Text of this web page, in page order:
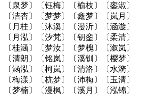
〔泉梦〕〔钰梅〕〔榆枝〕〔銮淑〕
〔洁杏〕〔梦梦〕〔鑫梦〕〔岚月〕
〔月桂〕〔沐溪〕〔漫沂〕〔涵漩〕
〔月泓〕〔汐梵〕〔钥銮〕〔柔清〕
〔桂涵〕〔梦汝〕〔梦槐〕〔溆岚〕
〔清朗〕〔铭岚〕〔溪钏〕〔樱梦〕
〔涵泓〕〔柯岚〕〔清洛〕〔水漪〕
〔梅漾〕〔杭梦〕〔沛梅〕〔玉清〕
〔梦楠〕〔漫枫〕〔溪月〕〔泓锦〕